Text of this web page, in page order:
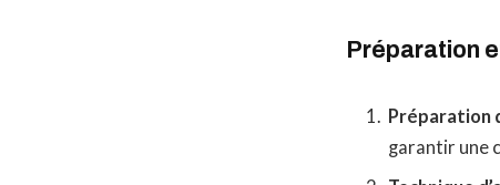
Préparation
Préparation
garantir une